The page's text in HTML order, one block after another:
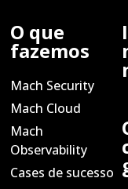
O que
fazemos
Mach Security
Mach Cloud
Mach
Observability
Cases de sucesso